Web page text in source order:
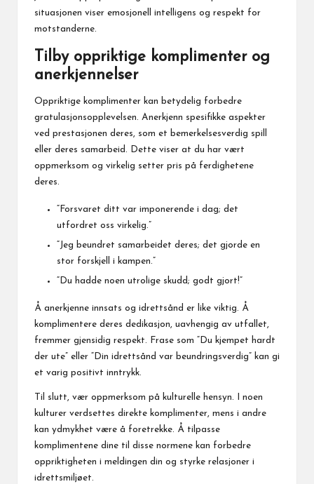
situasjonen viser emosjonell intelligens og respekt for
motstanderne.
Tilby oppriktige komplimenter og
anerkjennelser
Oppriktige komplimenter kan betydelig forbedre
gratulasjonsopplevelsen. Anerkjenn spesifikke aspekter
ved prestasjonen deres, som et bemerkelsesverdig spill
eller deres samarbeid. Dette viser at du har vært
oppmerksom og virkelig setter pris på ferdighetene
deres.
“Forsvaret ditt var imponerende i dag; det
utfordret oss virkelig.”
“Jeg beundret samarbeidet deres; det gjorde en
stor forskjell i kampen.”
“Du hadde noen utrolige skudd; godt gjort!”
Å anerkjenne innsats og idrettsånd er like viktig. Å
komplimentere deres dedikasjon, uavhengig av utfallet,
fremmer gjensidig respekt. Frase som “Du kjempet hardt
der ute” eller “Din idrettsånd var beundringsverdig” kan gi
et varig positivt inntrykk.
Til slutt, vær oppmerksom på kulturelle hensyn. I noen
kulturer verdsettes direkte komplimenter, mens i andre
kan ydmykhet være å foretrekke. Å tilpasse
komplimentene dine til disse normene kan forbedre
oppriktigheten i meldingen din og styrke relasjoner i
idrettsmiljøet.